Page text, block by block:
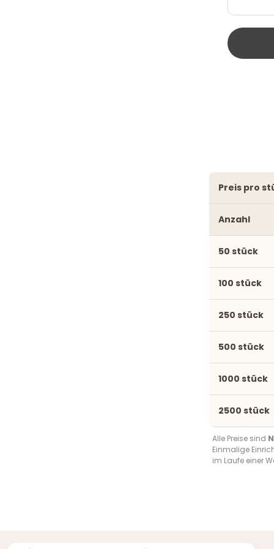
preis pro
Anzahl
50 stück
100 stück
250 stück
500 stück
1000 stück
2500 stück
Alle Preise sind
Einmalige
im Laufe einer